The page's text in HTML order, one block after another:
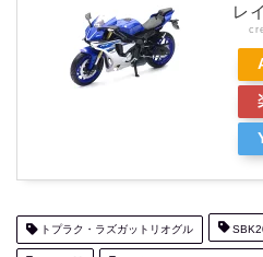
レ
トプラク・ラズガットリオグル